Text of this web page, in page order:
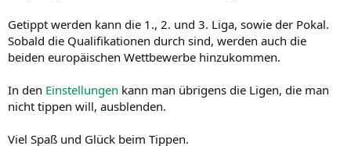
Getippt werden kann die 1., 2. und 3. Liga, sowie der Pokal.
Sobald die Qualifikationen durch sind, werden auch die
beiden europäischen Wettbewerbe hinzukommen.
In den Einstellungen kann man übrigens die Ligen, die man
nicht tippen will, ausblenden.
Viel Spaß und Glück beim Tippen.